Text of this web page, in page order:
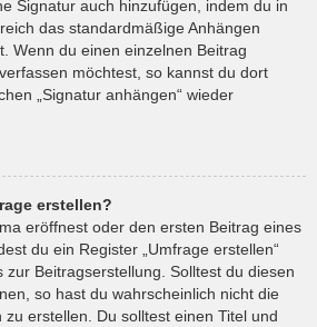
Signatur auch hinzufügen, indem du in
das standardmäßige Anhängen
Wenn du einen einzelnen Beitrag
möchtest, so kannst du dort
„Signatur anhängen“ wieder
erstellen?
eröffnest oder den ersten Beitrag eines
du ein Register „Umfrage erstellen“
zur Beitragserstellung. Solltest du diesen
so hast du wahrscheinlich nicht die
erstellen. Du solltest einen Titel und